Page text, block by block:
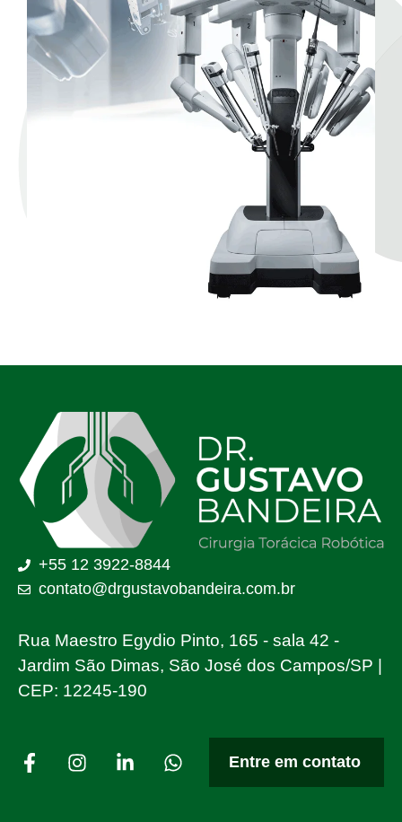
+55 12 3922-8844
contato@drgustavobandeira.com.br
Rua Maestro Egydio Pinto, 165 - sala 42 -
Jardim São Dimas, São José dos Campos/SP |
CEP: 12245-190
Entre em contato